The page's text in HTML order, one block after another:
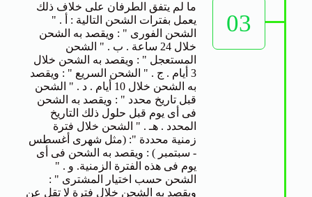
03
ما لم يتفق الطرفان على خلاف ذلك
يعمل بفترات الشحن التالية : أ . "
الشحن الفورى " : ويقصد به الشحن
خلال 24 ساعة . ب . " الشحن
المستعجل " : ويقصد به الشحن خلال
3 أيام . ج . " الشحن السريع " : ويقصد
به الشحن خلال 10 أيام . د . " الشحن
قبل تاريخ محدد " : ويقصد به الشحن
فى أى يوم قبل حلول ذلك التاريخ
المحدد . هـ . " الشحن خلال فترة
زمنية محددة ": (مثل شهرى أغسطس
- سبتمبر ) : ويقصد به الشحن فى أى
يوم فى هذه الفترة الزمنية. و . "
الشحن حسب اختيار المشترى " :
ويقصد به الشحن خلال فترة لا تقل عن